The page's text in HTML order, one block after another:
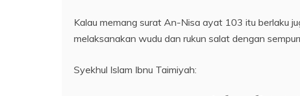
Kalau memang surat An-Nisa ayat 103 itu berlaku
melaksanakan wudu dan rukun salat dengan
Syekhul Islam Ibnu Taimiyah: